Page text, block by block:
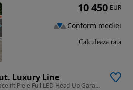
Luxury Line
1995 cm3 • 190 CP • 320d Facelift Piele Full LED Head-Up Garanție Rate
10 450 EUR
Conform mediei
Calculeaza rata